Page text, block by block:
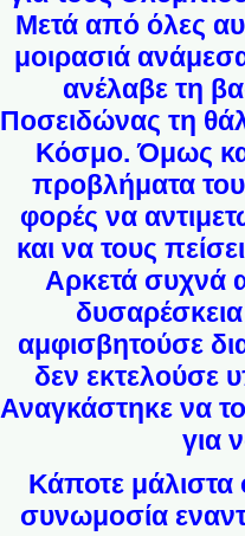
Μετά από όλες
μοιρασιά
ανέλαβε τη
Ποσειδώνας τη
Κόσμο. Όμως
προβλήματα
φορές να
και να τους
Αρκετά συχνά
αμφισβητούσε
δεν εκτελούσε
Αναγκάστηκε να
για
Κάποτε μάλιστα
συνωμοσία